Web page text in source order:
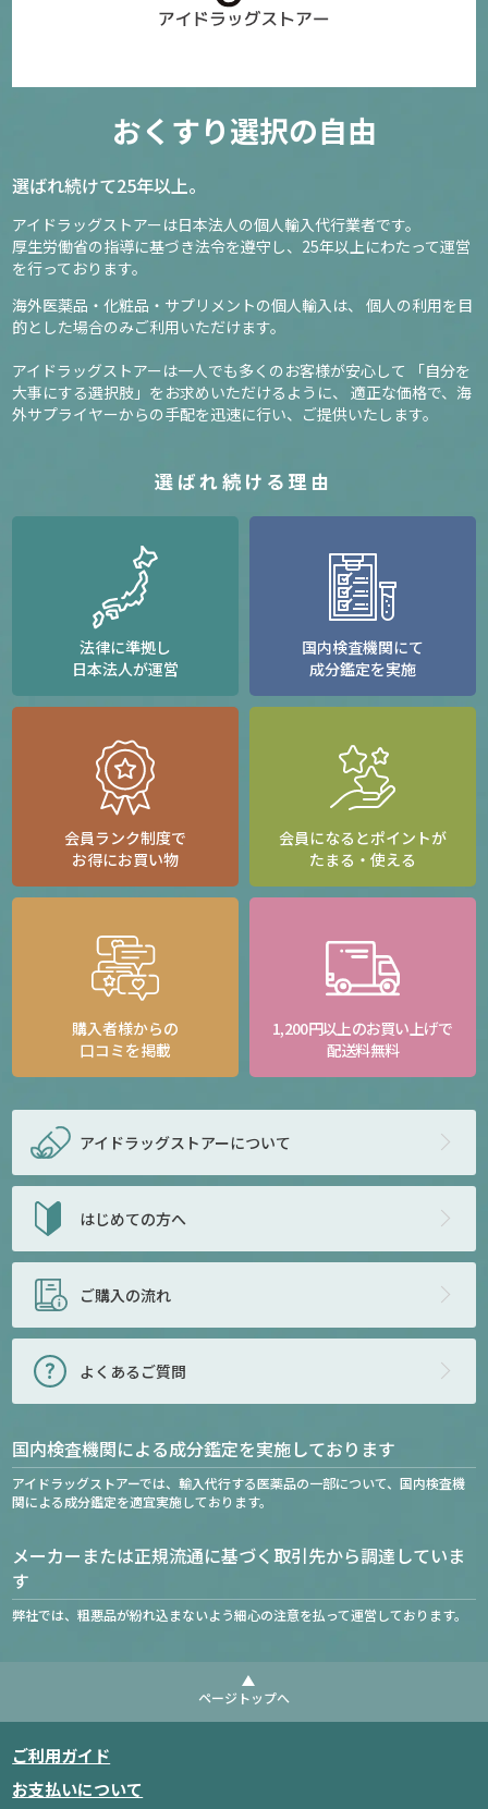
おくすり選択の自由
選ばれ続けて25年以上。
アイドラッグストアーは日本法人の個人輸入代行業者です。
厚生労働省の指導に基づき法令を遵守し、 25年以上にわたって運営
を行っております。
海外医薬品・化粧品・サプリメントの個人輸入は、
個人の利用を目
的とした場合のみご利用いただけます。
アイドラッグストアーは一人でも多くのお客様が安心して
「自分を
大事にする選択肢」をお求めいただけるように、
適正な価格で、海
外サプライヤーからの手配を迅速に行い、ご提供いたします。
選ばれ続ける理由
法律に準拠し
日本法人が運営
国内検査機関にて
成分鑑定を実施
会員ランク制度で
お得にお買い物
会員になるとポイントが
たまる・使える
購入者様からの
口コミを掲載
1,200円以上のお買い上げで
配送料無料
アイドラッグストアーについて
はじめての方へ
ご購入の流れ
よくあるご質問
国内検査機関による成分鑑定を実施しております
アイドラッグストアーでは、輸入代行する医薬品の一部について、国内検査機
関による成分鑑定を適宜実施しております。
メーカーまたは正規流通に基づく取引先から調達していま
す
弊社では、粗悪品が紛れ込まないよう細心の注意を払って運営しております。
ページトップへ
ご利用ガイド
お支払いについて